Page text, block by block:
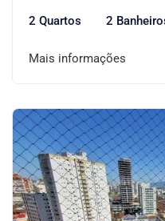
2 Quartos 2
Mais informações